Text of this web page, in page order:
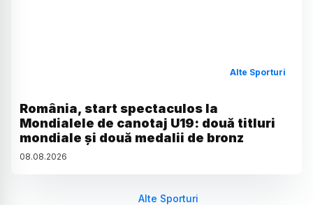
Alte Sporturi
România, start spectaculos la
Mondialele de canotaj U19: două titluri
mondiale și două medalii de bronz
08.08.2026
Alte Sporturi